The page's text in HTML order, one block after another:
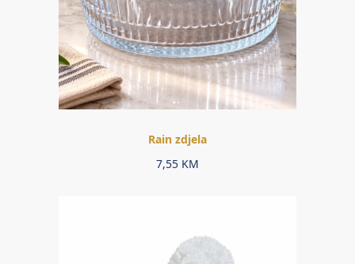
Rain zdjela
7,55 KM